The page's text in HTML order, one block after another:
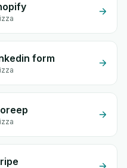
form